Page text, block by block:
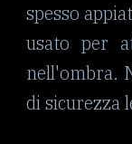
spesso
usato per
nell'ombra.
di sicurezza